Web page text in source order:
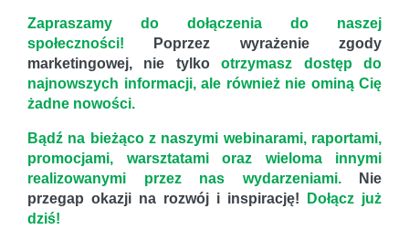
Zapraszamy do dołączenia do naszej
społeczności! Poprzez wyrażenie zgody
marketingowej, nie tylkootrzymasz dostęp do
najnowszych informacji, ale również nie ominą Cię
żadne nowości.
Bądź na bieżąco z naszymi webinarami, raportami,
promocjami, warsztatami oraz wieloma innymi
realizowanymi przez nas wydarzeniami.Nie
przegap okazji na rozwój i inspirację!
Dołącz już
dziś!